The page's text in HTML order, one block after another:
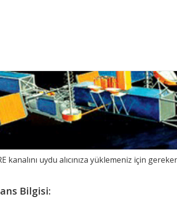
kanalını uydu alıcınıza yüklemeniz için
Bilgisi: